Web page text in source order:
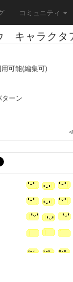
コミュニティ
キャラクタ
可能(編集可)
ーン